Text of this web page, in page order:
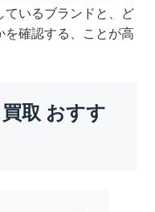
ているブランドと、ど
確認する、ことが高
取 おすす